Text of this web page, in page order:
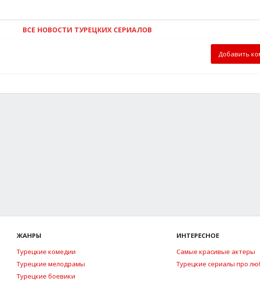
ВСЕ НОВОСТИ ТУРЕЦКИХ СЕРИАЛОВ
Добавить
ЖАНРЫ
Турецкие комедии
Турецкие мелодрамы
Турецкие боевики
ИНТЕРЕСНОЕ
Самые красивые актеры
Турецкие сериалы про